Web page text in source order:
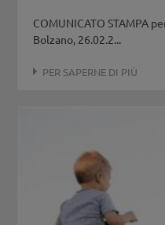
COMUNICATO STAMPA
Bolzano, 26.02.2...
PER SAPERNE DI PIÙ